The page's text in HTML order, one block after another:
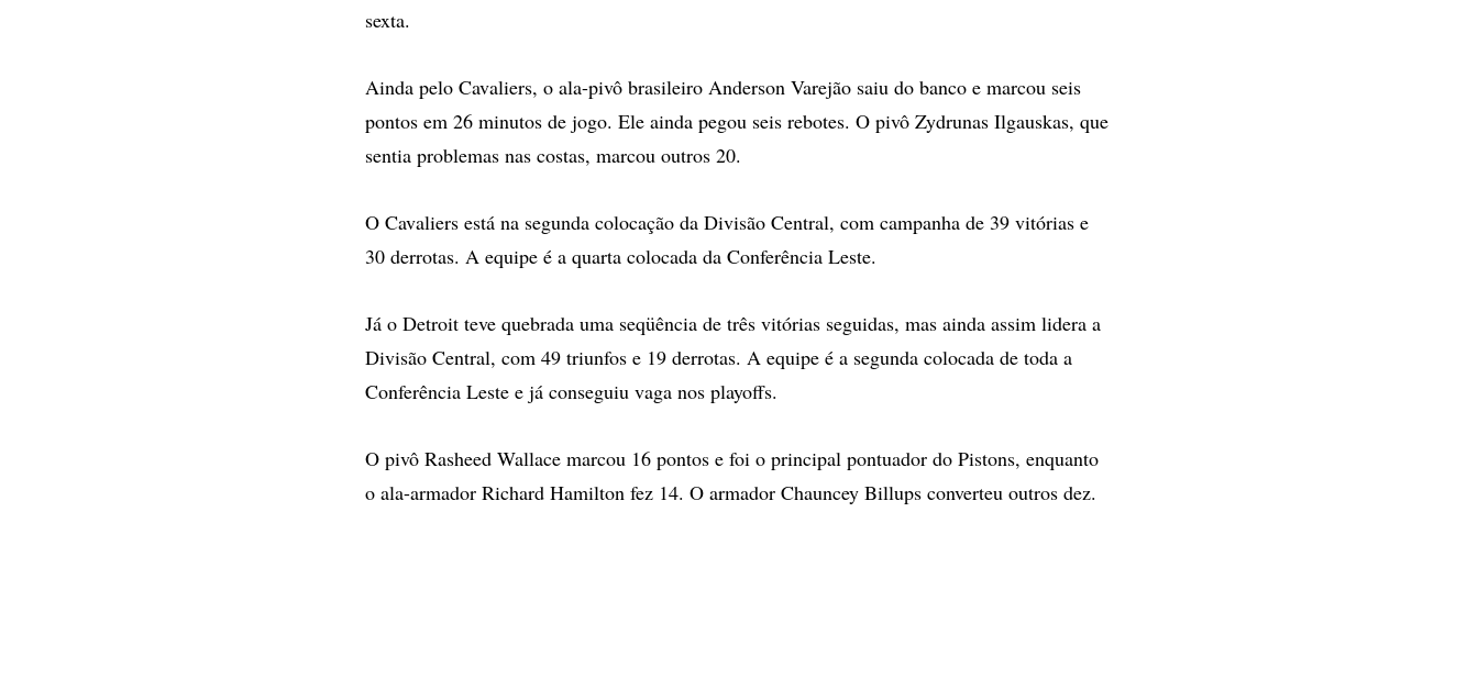
sexta.
Ainda pelo Cavaliers, o ala-pivô brasileiro Anderson Varejão saiu do banco e marcou seis
pontos em 26 minutos de jogo. Ele ainda pegou seis rebotes. O pivô Zydrunas Ilgauskas, que
sentia problemas nas costas, marcou outros 20.
O Cavaliers está na segunda colocação da Divisão Central, com campanha de 39 vitórias e
30 derrotas. A equipe é a quarta colocada da Conferência Leste.
Já o Detroit teve quebrada uma seqüência de três vitórias seguidas, mas ainda assim lidera a
Divisão Central, com 49 triunfos e 19 derrotas. A equipe é a segunda colocada de toda a
Conferência Leste e já conseguiu vaga nos playoffs.
O pivô Rasheed Wallace marcou 16 pontos e foi o principal pontuador do Pistons, enquanto
o ala-armador Richard Hamilton fez 14. O armador Chauncey Billups converteu outros dez.